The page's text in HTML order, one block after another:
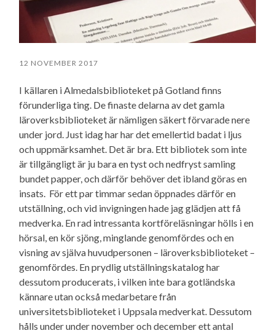
12 NOVEMBER 2017
I källaren i Almedalsbiblioteket på Gotland finns
förunderliga ting. De finaste delarna av det gamla
läroverksbiblioteket är nämligen säkert förvarade nere
under jord. Just idag har har det emellertid badat i ljus
och uppmärksamhet. Det är bra. Ett bibliotek som inte
är tillgängligt är ju bara en tyst och nedfryst samling
bundet papper, och därför behöver det ibland göras en
insats. För ett par timmar sedan öppnades därför en
utställning, och vid invigningen hade jag glädjen att få
medverka. En rad intressanta kortföreläsningar hölls i en
hörsal, en kör sjöng, minglande genomfördes och en
visning av själva huvudpersonen – läroverksbiblioteket –
genomfördes. En prydlig utställningskatalog har
dessutom producerats, i vilken inte bara gotländska
kännare utan också medarbetare från
universitetsbiblioteket i Uppsala medverkat. Dessutom
hålls under under november och december ett antal